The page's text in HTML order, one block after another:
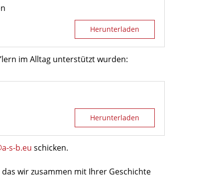
Herunterladen
im Alltag unterstützt wurden:
Herunterladen
s-b.eu schicken.
wir zusammen mit Ihrer Geschichte